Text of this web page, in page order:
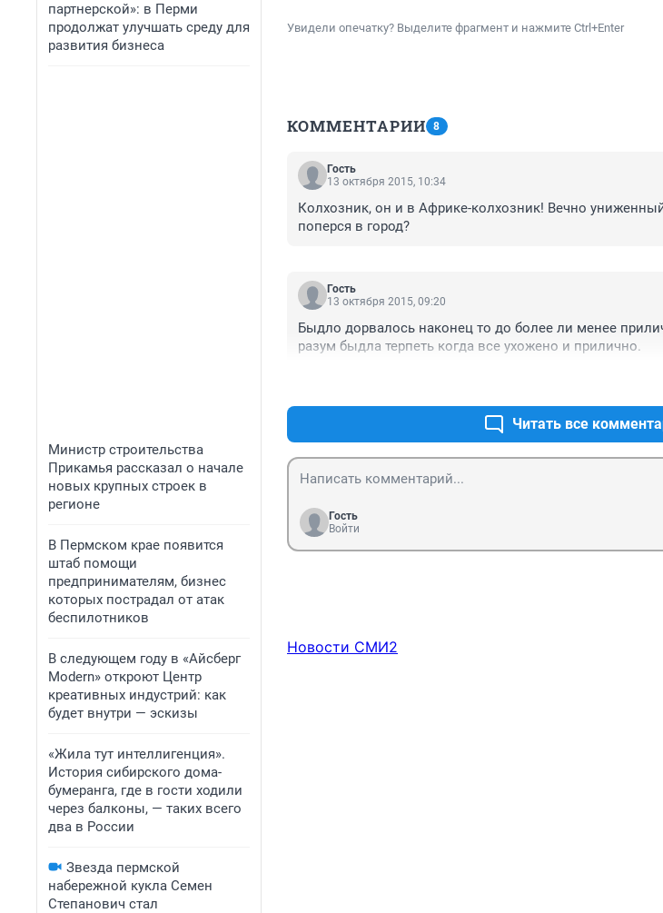
партнерской»: в Перми
продолжат улучшать среду для
развития бизнеса
Министр строительства
Прикамья рассказал о начале
новых крупных строек в
регионе
В Пермском крае появится
штаб помощи
предпринимателям, бизнес
которых пострадал от атак
беспилотников
В следующем году в «Айсберг
Modern» откроют Центр
креативных индустрий: как
будет внутри — эскизы
«Жила тут интеллигенция».
История сибирского дома-
бумеранга, где в гости ходили
через балконы, — таких всего
два в России
Звезда пермской
набережной кукла Семен
Степанович стал
Увидели опечатку? Выделите фрагмент и нажмите Ctrl+Enter
КОММЕНТАРИИ 8
Гость
13 октября 2015, 10:34
Колхозник, он и в Африке-колхозник! Вечно
поперся в город?
Гость
13 октября 2015, 09:20
Быдло дорвалось наконец то до более ли менее
разум быдла терпеть когда все ухожено и прилично.
Читать все
Гость
Войти
Новости СМИ2